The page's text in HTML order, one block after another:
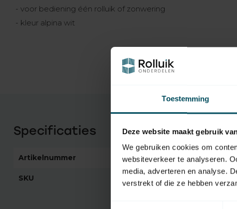
Toestemming
Deze website maakt gebruik
We gebruiken cookies om
websiteverkeer te analyseren.
media, adverteren en analyse.
verstrekt of die ze hebben
- voor bediening één rolluik of zonwering
- kleur alpina wit
Specificaties
Artikelnummer 1665
SKU G0305